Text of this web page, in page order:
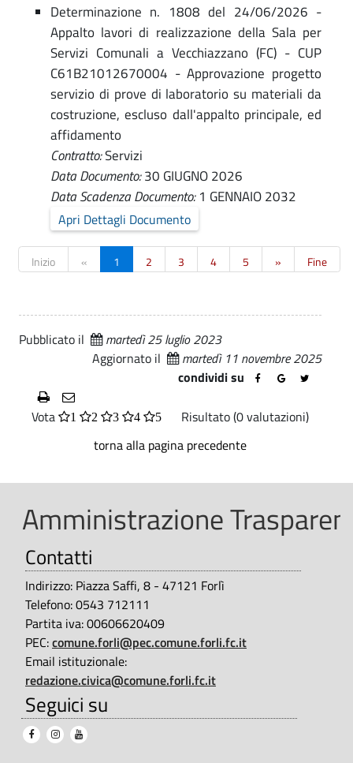
Determinazione n. 1808 del 24/06/2026 -
Appalto lavori di realizzazione della Sala per
Servizi Comunali a Vecchiazzano (FC) - CUP
C61B21012670004 - Approvazione progetto
servizio di prove di laboratorio su materiali da
costruzione, escluso dall'appalto principale, ed
affidamento
Contratto:Servizi
Data Documento:30 GIUGNO 2026
Data Scadenza Documento:1 GENNAIO 2032
Apri Dettagli Documento
Inizio « 1 2 3 4 5 » Fine
Pubblicato il
martedì 25 luglio 2023
Aggiornato il
martedì 11 novembre 2025
condividi su
Vota 1 2 3 4 5
Risultato (0 valutazioni)
torna alla pagina precedente
Amministrazione
Contatti
Indirizzo: Piazza Saffi, 8 - 47121 Forlì
Telefono: 0543 712111
Partita iva: 00606620409
PEC:comune.forli@pec.comune.forli.fc.it
Email istituzionale:
redazione.civica@comune.forli.fc.it
Seguici su